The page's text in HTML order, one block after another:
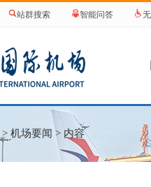
站群搜索 智能问答
> 机场要闻 > 内容